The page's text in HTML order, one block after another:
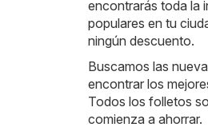
encontrarás toda la
populares en tu
ningún descuento.
Buscamos las
encontrar los
Todos los folletos
comienza a ahorrar.